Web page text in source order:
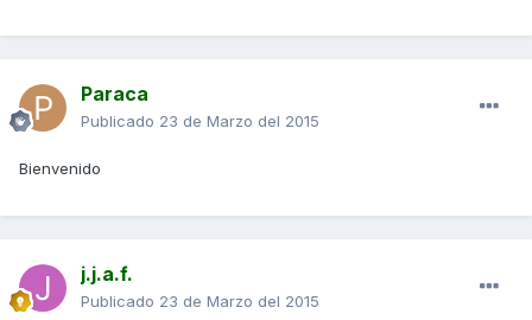
Paraca
Publicado 23 de Marzo del 2015
Bienvenido
j.j.a.f.
Publicado 23 de Marzo del 2015